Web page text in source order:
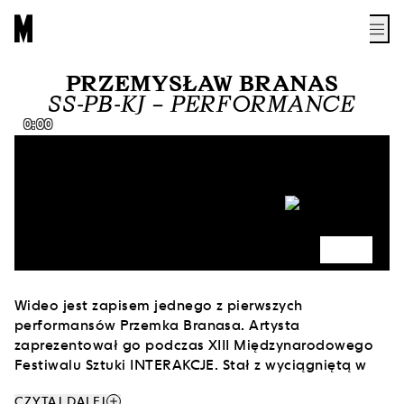
PRZEMYSŁAW BRANAS
SS-PB-KJ – PERFORMANCE
0:00
Wideo jest zapisem jednego z pierwszych
performansów Przemka Branasa. Artysta
zaprezentował go podczas XIII Międzynarodowego
Festiwalu Sztuki INTERAKCJE. Stał z wyciągniętą w
CZYTAJ DALEJ